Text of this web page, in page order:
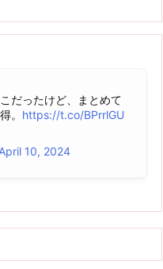
だったけど、まとめて
。 https://t.co/BPrrlGU
April 10, 2024